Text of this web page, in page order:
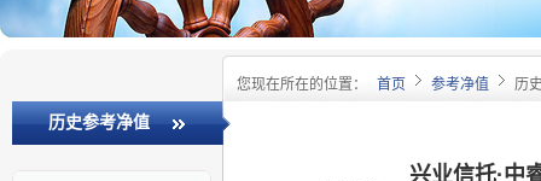
您现在所在的位置： 首页 参考净值 历
历史参考净值